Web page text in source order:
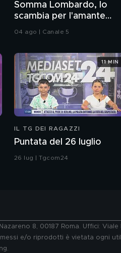
Somma Lombardo, lo
scambia per l'amante
della ex e lo investe
04 ago | Canale 5
IL TG DEI RAGAZZI
Puntata del 26 luglio
26 lug | Tgcom24
11 MIN
8, 00187 Roma. Uffici:
e/o riprodotti è vietata ogni